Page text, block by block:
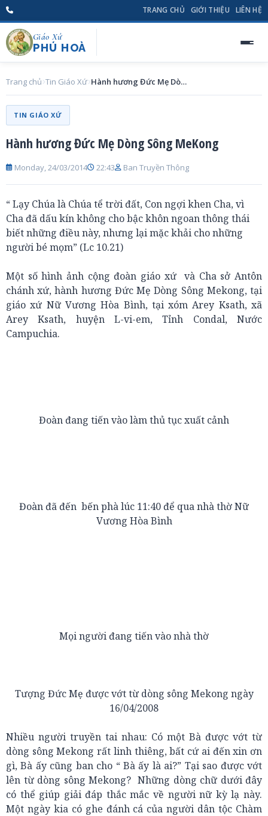
TRANG CHỦ GIỚI THIỆU LIÊN HỆ
Giáo Xứ
PHÚ HOÀ
Trang chủ Tin Giáo Xứ Hành hương Đức Mẹ Dòng Sông MeKong
TIN GIÁO XỨ
Hành hương Đức Mẹ Dòng Sông MeKong
Monday, 24/03/2014 22:43 Ban Truyền Thông
“ Lạy Chúa là Chúa tể trời đất, Con ngợi khen Cha, vì
Cha đã dấu kín không cho bậc khôn ngoan thông thái
biết những điều này, nhưng lại mặc khải cho những
người bé mọm” (Lc 10.21)
Một số hình ảnh cộng đoàn giáo xứ và Cha sở Antôn
chánh xứ, hành hương Đức Mẹ Dòng Sông Mekong, tại
giáo xứ Nữ Vương Hòa Bình, tại xóm Arey Ksath, xã
Arey Ksath, huyện L-vi-em, Tỉnh Condal, Nước
Campuchia.
Đoàn đang tiến vào làm thủ tục xuất cảnh
Đoàn đã đến bến phà lúc 11:40 để qua nhà thờ Nữ
Vương Hòa Bình
Mọi người đang tiến vào nhà thờ
Tượng Đức Mẹ được vớt từ dòng sông Mekong ngày
16/04/2008
Nhiều người truyền tai nhau: Có một Bà được vớt từ
dòng sông Mekong rất linh thiêng, bất cứ ai đến xin ơn
gì, Bà ấy cũng ban cho “ Bà ấy là ai?” Tại sao được vớt
lên từ dòng sông Mekong? Những dòng chữ dưới đây
có thể giúp giải đáp thắc mắc về người nữ kỳ lạ này.
Một ngày kia có ghe đánh cá của người dân tộc Chàm